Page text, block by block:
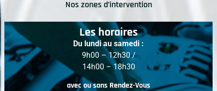
Nos zones d’intervention
Les horaires
Du lundi au samedi :
9h00 – 12h30 /
14h00 – 18h30
avec ou sans Rendez-Vous